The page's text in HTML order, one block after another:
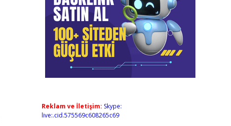
Reklam ve İletişim: Skype:
live:.cid.575569c608265c69